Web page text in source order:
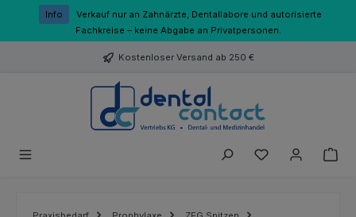
Zum Hauptinhalt springen
Info
Verkauf nur an Zahnärzte, Dentallabore und autorisierte
Fachkreise – keine Abgabe an Privatpersonen.
Kostenloser Versand ab 250 €
Du hast 0